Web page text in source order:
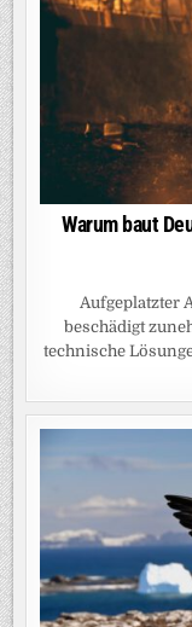
Warum baut
Aufgeplatzter
beschädigt
technische